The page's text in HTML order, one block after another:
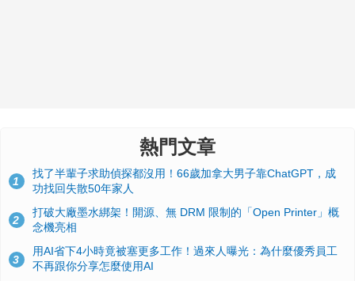
熱門文章
1
找了半輩子求助偵探都沒用！66歲加拿大男子靠ChatGPT，成
功找回失散50年家人
2
打破大廠墨水綁架！開源、無 DRM 限制的「Open Printer」概
念機亮相
3
用AI省下4小時竟被塞更多工作！過來人曝光：為什麼優秀員工
不再跟你分享怎麼使用AI